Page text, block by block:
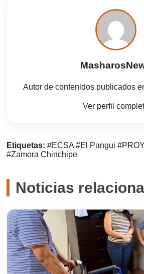
Autor de contenidos publicados
Ver perfil
Etiquetas: #ECSA#El Pangui
#Zamora Chinchipe
Noticias